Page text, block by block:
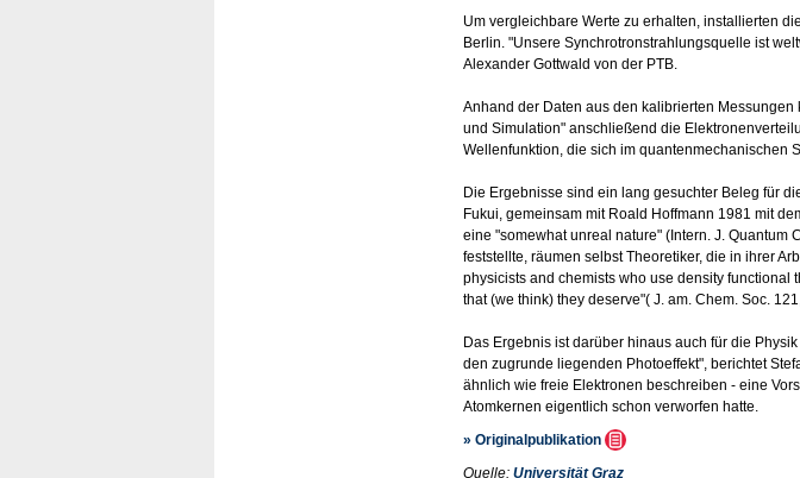
Um vergleichbare Werte zu erhalten, installierten
Berlin. "Unsere Synchrotronstrahlungsquelle ist
Alexander Gottwald von der PTB.
Anhand der Daten aus den kalibrierten
und Simulation" anschließend die
Wellenfunktion, die sich im quantenmechanischen
Die Ergebnisse sind ein lang gesuchter Beleg für
Fukui, gemeinsam mit Roald Hoffmann 1981 mit
eine "somewhat unreal nature" (Intern. J.
feststellte, räumen selbst Theoretiker, die in ihrer
physicists and chemists who use density functional
that (we think) they deserve"( J. am. Chem. Soc.
Das Ergebnis ist darüber hinaus auch für die
den zugrunde liegenden Photoeffekt", berichtet
ähnlich wie freie Elektronen beschreiben - eine
Atomkernen eigentlich schon verworfen hatte.
» Originalpublikation
Quelle: Universität Graz